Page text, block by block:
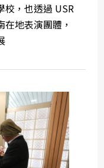
校，也透過 USR
地表演團體，